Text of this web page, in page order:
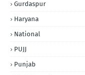
Gurdaspur
Haryana
National
PUJJ
Punjab